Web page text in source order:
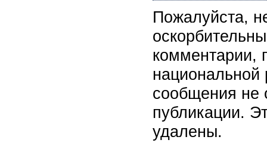
Пожалуйста,
комментарии,
национальной
сообщения не
публикации.
удалены.